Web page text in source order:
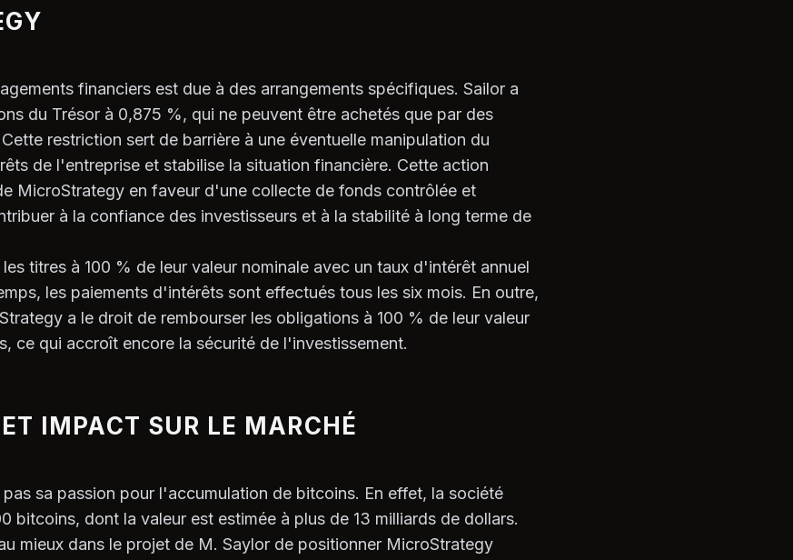
financiers est due à des arrangements spécifiques. Sailor a
du Trésor à 0,875 %, qui ne peuvent être achetés que par des
restriction sert de barrière à une éventuelle manipulation du
de l'entreprise et stabilise la situation financière. Cette action
MicroStrategy en faveur d'une collecte de fonds contrôlée et
à la confiance des investisseurs et à la stabilité à long terme de
titres à 100 % de leur valeur nominale avec un taux d'intérêt annuel
les paiements d'intérêts sont effectués tous les six mois. En outre,
a le droit de rembourser les obligations à 100 % de leur valeur
ce qui accroît encore la sécurité de l'investissement.
IMPACT SUR LE MARCHÉ
sa passion pour l'accumulation de bitcoins. En effet, la société
bitcoins, dont la valeur est estimée à plus de 13 milliards de dollars.
mieux dans le projet de M. Saylor de positionner MicroStrategy